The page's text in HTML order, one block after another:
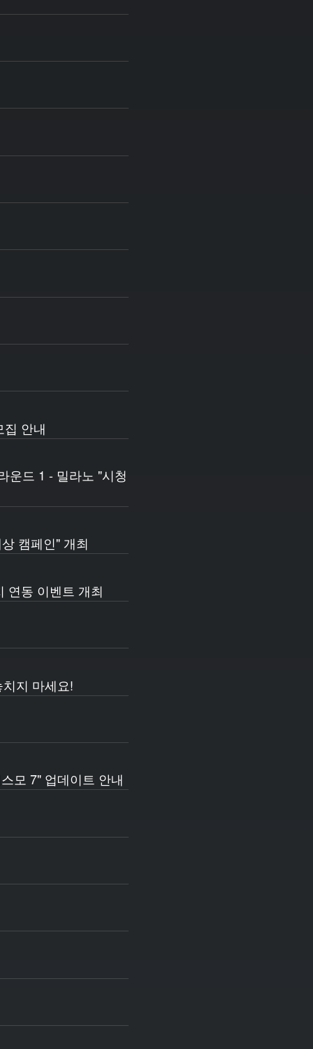
안내
운드 1 - 밀라노 "시청
캠페인" 개최
연동 이벤트 개최
지 마세요!
모 7" 업데이트 안내